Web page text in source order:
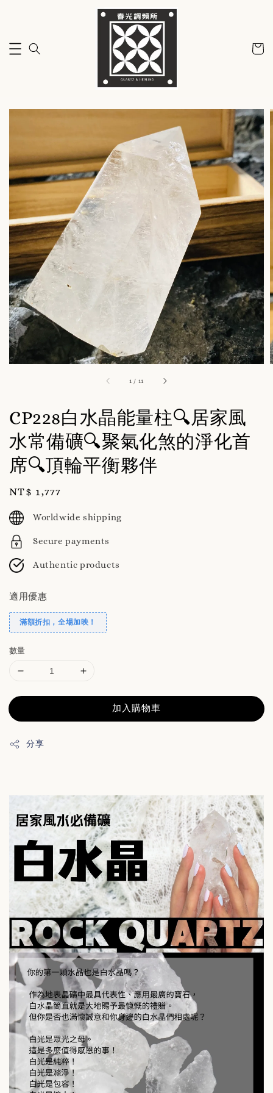
1 / 11
CP228白水晶能量柱🔍居家風
水常備礦🔍聚氣化煞的淨化首
席🔍頂輪平衡夥伴
Regular
price
NT$ 1,777
Worldwide shipping
Secure payments
Authentic products
適用優惠
滿額折扣，全場加映！
數量
加入購物車
分享